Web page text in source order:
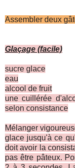
Assembler deux
Glaçage (facile)
sucre glace
eau
alcool de fruit
une cuillérée
selon consistance
Mélanger
glace jusqu'à ce
doit avoir la
pas être pâteux.